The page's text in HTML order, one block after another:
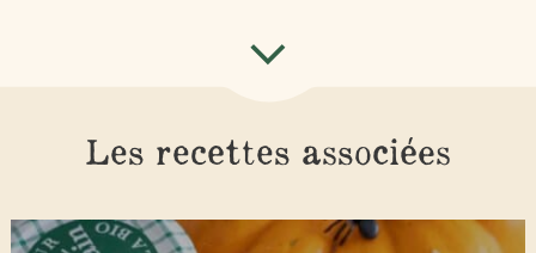
Les recettes associées